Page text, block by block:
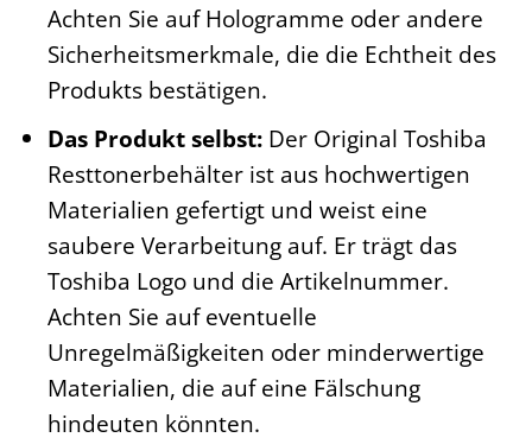
Achten Sie auf Hologramme oder andere
Sicherheitsmerkmale, die die Echtheit des
Produkts bestätigen.
Das Produkt selbst:Der Original Toshiba
Resttonerbehälter ist aus hochwertigen
Materialien gefertigt und weist eine
saubere Verarbeitung auf. Er trägt das
Toshiba Logo und die Artikelnummer.
Achten Sie auf eventuelle
Unregelmäßigkeiten oder minderwertige
Materialien, die auf eine Fälschung
hindeuten könnten.